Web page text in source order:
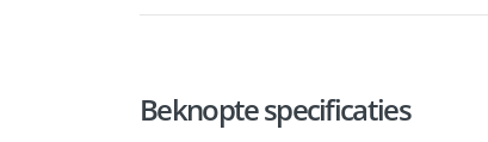
Beknopte specificaties